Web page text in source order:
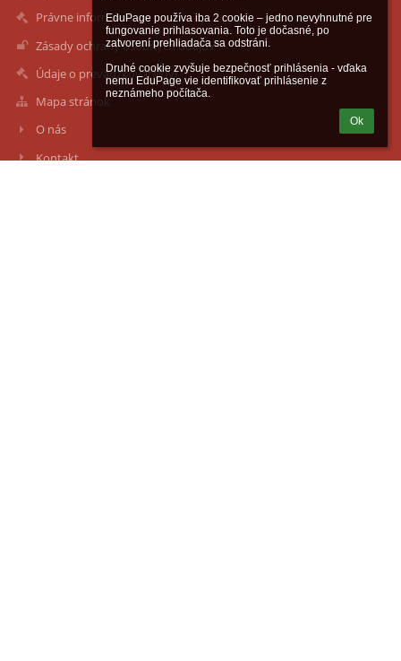
EduPage používa iba 2 cookie – jedno nevyhnutné pre
fungovanie prihlasovania. Toto je dočasné, po
zatvorení prehliadača sa odstráni.
Druhé cookie zvyšuje bezpečnosť prihlásenia - vďaka
nemu EduPage vie identifikovať prihlásenie z
neznámeho počítača.
Ok
Právne informácie
Zásady ochrany osobných údajov
Údaje o prevádzkovateľovi
Mapa stránok
O nás
Kontakt